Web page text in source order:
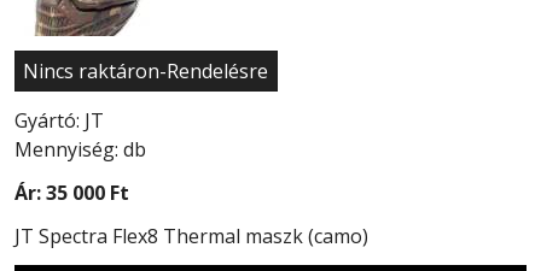
Nincs raktáron-Rendelésre
Gyártó: JT
Mennyiség: db
Ár:35 000 Ft
JT Spectra Flex8 Thermal maszk (camo)